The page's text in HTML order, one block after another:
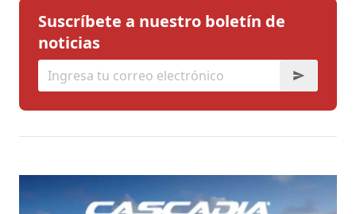
Suscríbete a nuestro boletín de
noticias